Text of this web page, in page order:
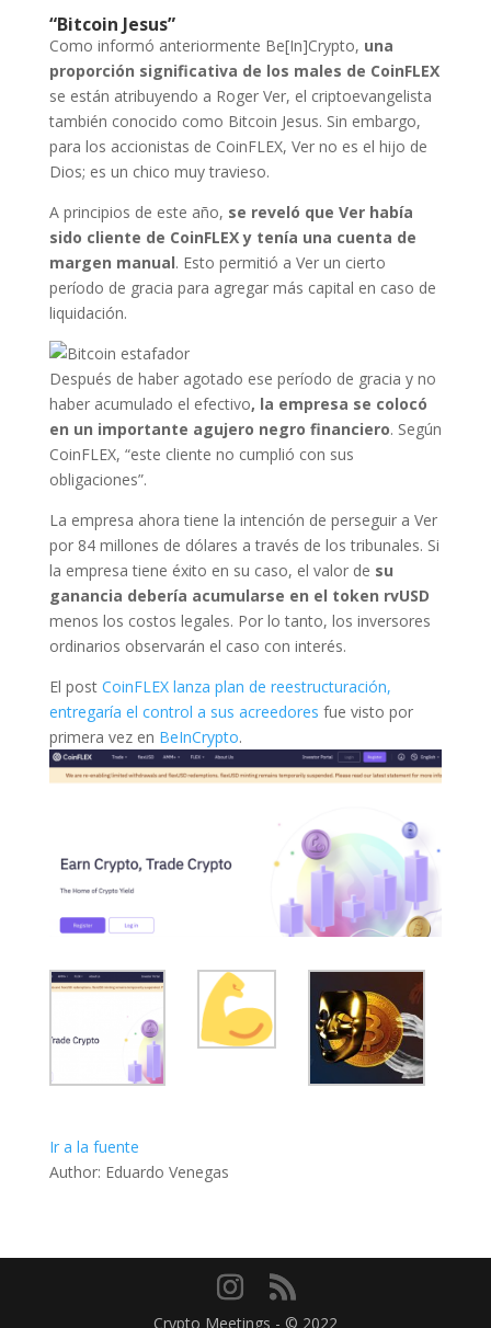
“Bitcoin Jesus”
Como informó anteriormente Be[In]Crypto, una
proporción significativa de los males de CoinFLEX
se están atribuyendo a Roger Ver, el criptoevangelista
también conocido como Bitcoin Jesus. Sin embargo,
para los accionistas de CoinFLEX, Ver no es el hijo de
Dios; es un chico muy travieso.
A principios de este año, se reveló que Ver había
sido cliente de CoinFLEX y tenía una cuenta de
margen manual. Esto permitió a Ver un cierto
período de gracia para agregar más capital en caso de
liquidación.
Después de haber agotado ese período de gracia y no
haber acumulado el efectivo, la empresa se colocó
en un importante agujero negro financiero. Según
CoinFLEX, “este cliente no cumplió con sus
obligaciones”.
La empresa ahora tiene la intención de perseguir a Ver
por 84 millones de dólares a través de los tribunales. Si
la empresa tiene éxito en su caso, el valor de su
ganancia debería acumularse en el token rvUSD
menos los costos legales. Por lo tanto, los inversores
ordinarios observarán el caso con interés.
El post CoinFLEX lanza plan de reestructuración,
entregaría el control a sus acreedores fue visto por
primera vez en BeInCrypto.
Ir a la fuente
Author: Eduardo Venegas
Crypto Meetings - © 2022